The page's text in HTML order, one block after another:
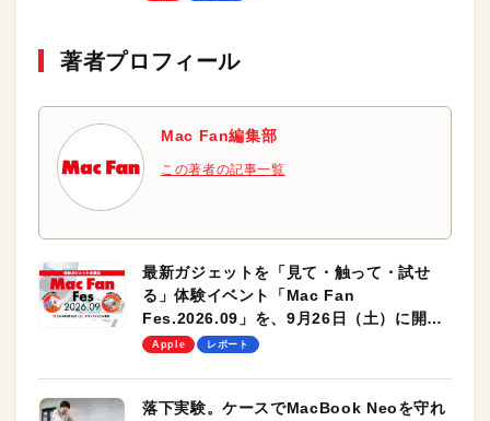
著者プロフィール
Mac Fan編集部
この著者の記事一覧
最新ガジェットを「見て・触って・試せ
る」体験イベント「Mac Fan
Fes.2026.09」を、9月26日（土）に開催
します！
Apple レポート
落下実験。ケースでMacBook Neoを守れ